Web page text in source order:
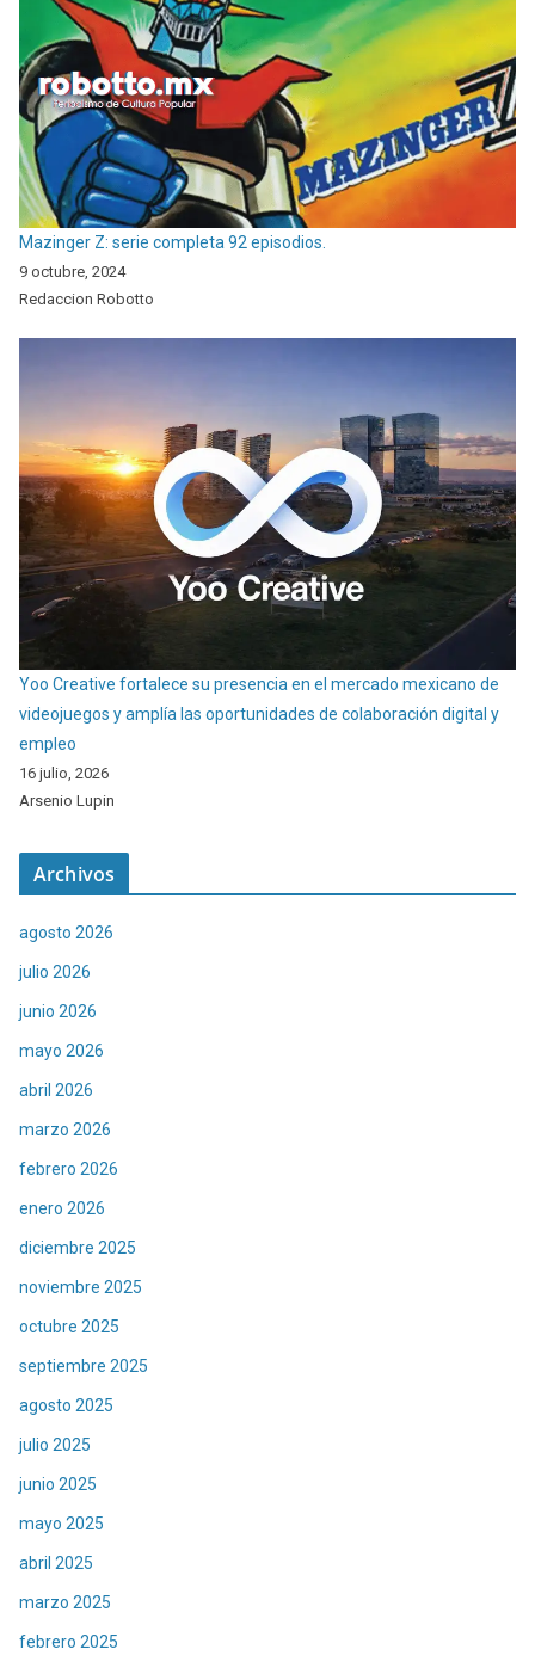
Mazinger Z: serie completa 92 episodios.
9 octubre, 2024
Redaccion Robotto
Yoo Creative fortalece su presencia en el mercado mexicano de
videojuegos y amplía las oportunidades de colaboración digital y
empleo
16 julio, 2026
Arsenio Lupin
Archivos
agosto 2026
julio 2026
junio 2026
mayo 2026
abril 2026
marzo 2026
febrero 2026
enero 2026
diciembre 2025
noviembre 2025
octubre 2025
septiembre 2025
agosto 2025
julio 2025
junio 2025
mayo 2025
abril 2025
marzo 2025
febrero 2025